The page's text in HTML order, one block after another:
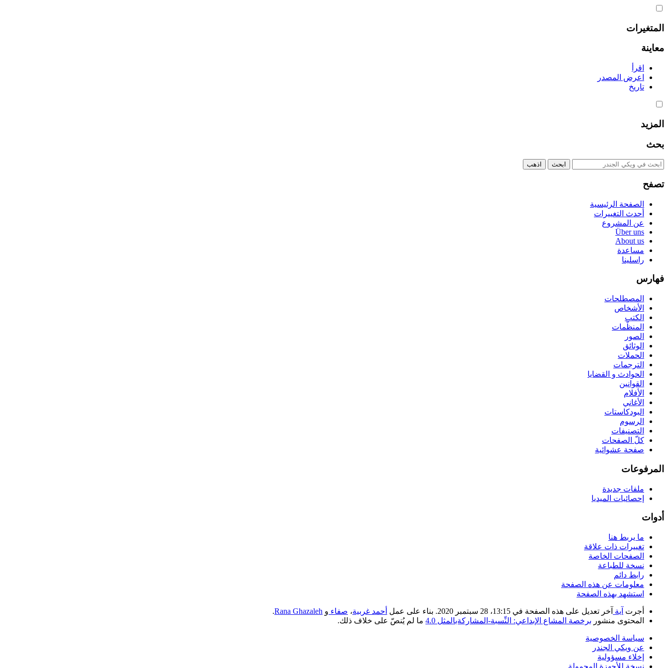
المتغيرات
معاينة
اقرأ
اعرض المصدر
تاريخ
المزيد
بحث
تصفح
الصفحة الرئيسية
أحدث التغييرات
عن المشروع
Über uns
About us
مساعدة
راسلينا
فهارس
المصطلحات
الأشخاص
الكتب
المنظّمات
الصور
الوثائق
الحملات
الترجمات
الحوادث و القضايا
القوانين
الأفلام
الأغاني
البودكاستات
الرسوم
التصنيفات
كلّ الصفحات
صفحة عشوائية
المرفوعات
ملفات جديدة
إحصائيات الميديا
أدوات
ما يربط هنا
تغييرات ذات علاقة
الصفحات الخاصة
نسخة للطباعة
رابط دائم
معلومات عن هذه الصفحة
استشهد بهذه الصفحة
أجرت آية آخر تعديل على هذه الصفحة في 13:15، 28 سبتمبر 2020. بناء على عمل أحمد غربية، صفاء و Rana Ghazaleh
.
المحتوى منشور برخصة المشاع الإبداعي: النِّسبة-المشاركةبالمثل 4.0 ما لم يُنصّ على خلاف ذلك.
سياسة الخصوصية
عن ويكي الجندر
إخلاء مسؤولية
نسخة للأجهزة المحمولة